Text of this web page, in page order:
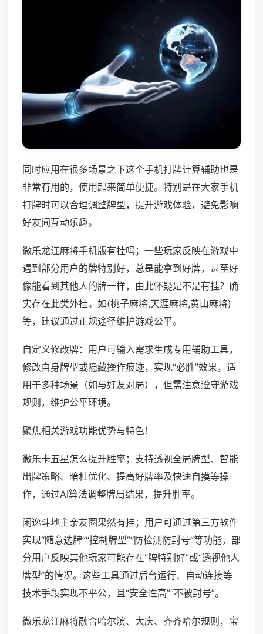
同时应用在很多场景之下这个手机打牌计算辅助也是
非常有用的，使用起来简单便捷。特别是在大家手机
打牌时可以合理调整牌型，提升游戏体验，避免影响
好友间互动乐趣。
微乐龙江麻将手机版有挂吗；一些玩家反映在游戏中
遇到部分用户的牌特别好，总是能拿到好牌，甚至好
像能看到其他人的牌一样，由此怀疑是不是有挂？确
实存在此类外挂。如(桃子麻将,天涯麻将,黄山麻将)
等，建议通过正规途径维护游戏公平。
自定义修改牌：用户可输入需求生成专用辅助工具，
修改自身牌型或隐藏操作痕迹，实现“必胜”效果，适
用于多种场景（如与好友对局），但需注意遵守游戏
规则，维护公平环境。
聚焦相关游戏功能优势与特色！
微乐卡五星怎么提升胜率；支持透视全局牌型、智能
出牌策略、暗杠优化、提高好牌率及快速自摸等操
作，通过AI算法调整牌局结果，提升胜率。
闲逸斗地主亲友圈果然有挂；用户可通过第三方软件
实现“随意选牌”“控制牌型”“防检测防封号”等功能，部
分用户反映其他玩家可能存在“牌特别好”或“透视他人
牌型”的情况。这些工具通过后台运行、自动连接等
技术手段实现不平公，且“安全性高”“不被封号”。
微乐龙江麻将融合哈尔滨、大庆、齐齐哈尔规则，宝